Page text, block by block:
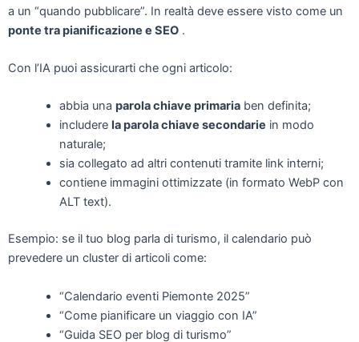
a un “quando pubblicare”. In realtà deve essere visto come un
ponte tra pianificazione e SEO .
Con l’IA puoi assicurarti che ogni articolo:
abbia una parola chiave primariaben definita;
includere la parola chiave secondarie in modo
naturale;
sia collegato ad altri contenuti tramite link interni;
contiene immagini ottimizzate (in formato WebP con
ALT text).
Esempio: se il tuo blog parla di turismo, il calendario può
prevedere un cluster di articoli come:
“Calendario eventi Piemonte 2025”
“Come pianificare un viaggio con IA”
“Guida SEO per blog di turismo”